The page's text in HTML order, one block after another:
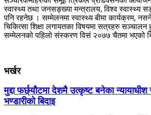
स्वास्थ्य तथा जनसङ्ख्या मन्त्रालय, विश्व स्वास्थ्य
पनि रहनेछ । सम्मेलनमा स्वास्थ्य बीमा कार्यक्रम,
चिकित्सा शिक्षा लगायतका विषयमा सत्रहरु
सम्मेलनको पहिलो संस्करण विसं २०७७ चैतमा भएको
भर्खर
मुद्दा फर्छ्यौटमा देशमै उत्कृष्ट बनेका न्यायाधीश
भण्डारीको बिदाइ